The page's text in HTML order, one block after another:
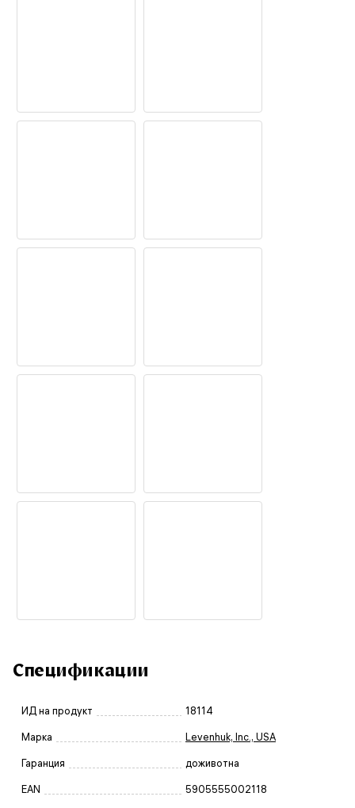
Спецификации
ИД на продукт 18114
Марка Levenhuk, Inc., USA
Гаранция доживотна
EAN 5905555002118